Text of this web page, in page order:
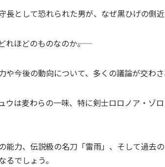
長として恐れられた男が、なぜ黒ひげの側近
ほどのものなのか――。
今後の動向について、多くの議論が交わさ
ウは麦わらの一味、特に剣士ロロノア・ゾ
能力、伝説級の名刀「雷雨」、そして過去
でしょう。